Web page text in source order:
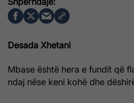
Desada Xhetani
Mbase është hera e fundit që
ndaj nëse keni kohë dhe